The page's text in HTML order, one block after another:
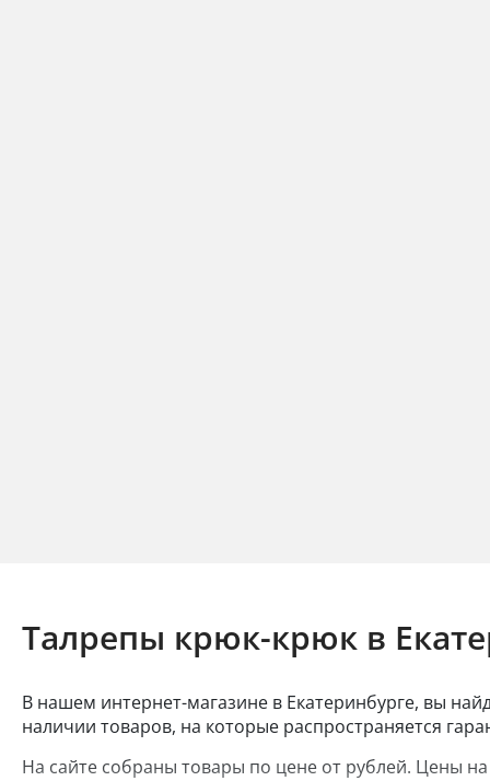
Талрепы крюк-крюк в
В нашем интернет-магазине в Екатеринбурге, вы
наличии товаров, на которые распространяется
На сайте собраны товары по цене от рублей. Цены